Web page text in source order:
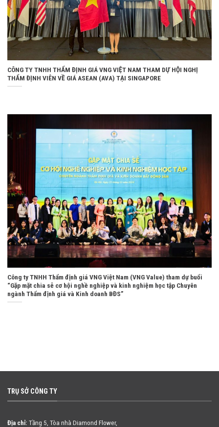
CÔNG TY TNHH THẨM ĐỊNH GIÁ VNG VIỆT NAM THAM DỰ HỘI NGHỊ
THẨM ĐỊNH VIÊN VỀ GIÁ ASEAN (AVA) TẠI SINGAPORE
Công ty TNHH Thẩm định giá VNG Việt Nam (VNG Value) tham dự buổi
“Gặp mặt chia sẻ cơ hội nghề nghiệp và kinh nghiệm học tập Chuyên
ngành Thẩm định giá và Kinh doanh BĐS”
TRỤ SỞ CÔNG TY
Địa chỉ: Tầng 5, Tòa nhà Diamond Flower,